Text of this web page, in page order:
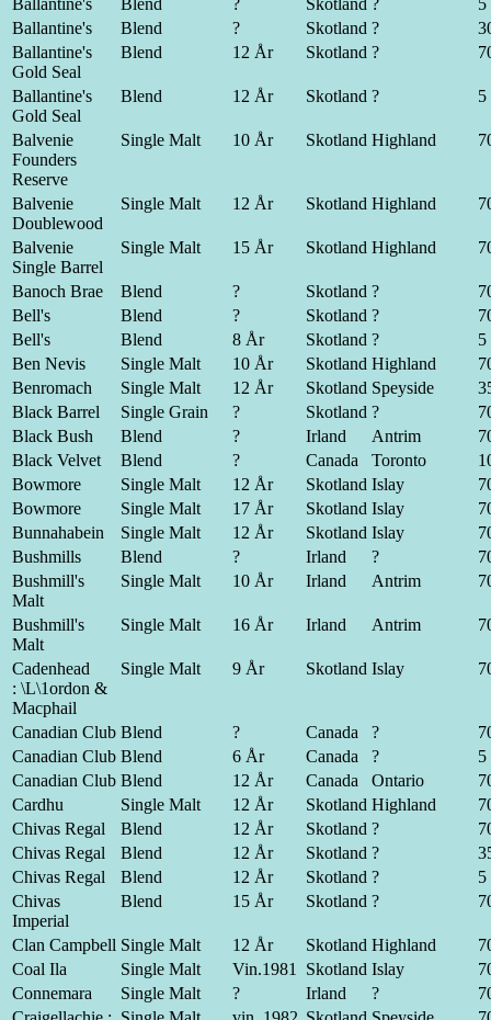
Ballantine's
Blend ? Skotland ?
5
Ballantine's
Blend ? Skotland ?
Ballantine's
Gold Seal
Blend 12 År Skotland ?
Ballantine's
Gold Seal
Blend 12 År Skotland ? 5
Balvenie
Founders
Reserve
Single Malt 10 År Skotland Highland
Balvenie
Doublewood
Single Malt 12 År Skotland Highland
Balvenie
Single Barrel
Single Malt 15 År Skotland Highland
Banoch Brae Blend ? Skotland ?
Bell's
Blend ? Skotland ?
Bell's
Blend 8 År Skotland ?
5
Ben Nevis
Single Malt 10 År Skotland Highland
Benromach
Single Malt 12 År Skotland Speyside
Black Barrel
Single Grain ? Skotland ?
Black Bush
Blend ? Irland Antrim
Black Velvet
Blend ? Canada Toronto
Bowmore
Single Malt 12 År Skotland Islay
Bowmore
Single Malt 17 År Skotland Islay
Bunnahabein
Single Malt 12 År Skotland Islay
Bushmills
Blend ? Irland ?
Bushmill's
Malt
Single Malt 10 År Irland Antrim
Bushmill's
Malt
Single Malt 16 År Irland Antrim
Cadenhead
: \L\1ordon &
Macphail
Single Malt 9 År Skotland Islay
Canadian Club Blend ? Canada ?
Canadian Club Blend 6 År Canada ?
5
Canadian Club Blend 12 År Canada Ontario
Cardhu
Single Malt 12 År Skotland Highland
Chivas Regal
Blend 12 År Skotland ?
Chivas Regal
Blend 12 År Skotland ?
Chivas Regal
Blend 12 År Skotland ?
5
Chivas
Imperial
Blend 15 År Skotland ?
Clan Campbell Single Malt 12 År Skotland Highland
Coal Ila
Single Malt Vin.1981 Skotland Islay
Connemara
Single Malt ? Irland ?